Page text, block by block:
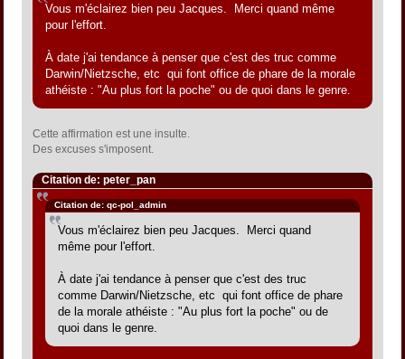
Vous m'éclairez bien peu Jacques. Merci quand même
pour l'effort.
À date j'ai tendance à penser que c'est des truc comme
Darwin/Nietzsche, etc qui font office de phare de la morale
athéiste : "Au plus fort la poche" ou de quoi dans le genre.
Cette affirmation est une insulte.
Des excuses s'imposent.
Citation de: peter_pan
Citation de: qc-pol_admin
Vous m'éclairez bien peu Jacques. Merci quand
même pour l'effort.
À date j'ai tendance à penser que c'est des truc
comme Darwin/Nietzsche, etc qui font office de phare
de la morale athéiste : "Au plus fort la poche" ou de
quoi dans le genre.